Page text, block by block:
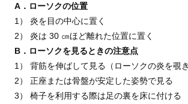
A．ローソクの位置
1） 炎を目の中心に置く
2） 炎は 30 ㎝ほど離れた位置に置く
B．ローソクを見るときの注意点
1） 背筋を伸ばして見る（ローソクの炎を覗
2） 正座または骨盤が安定した姿勢で見る
3） 椅子を利用する際は足の裏を床に付ける